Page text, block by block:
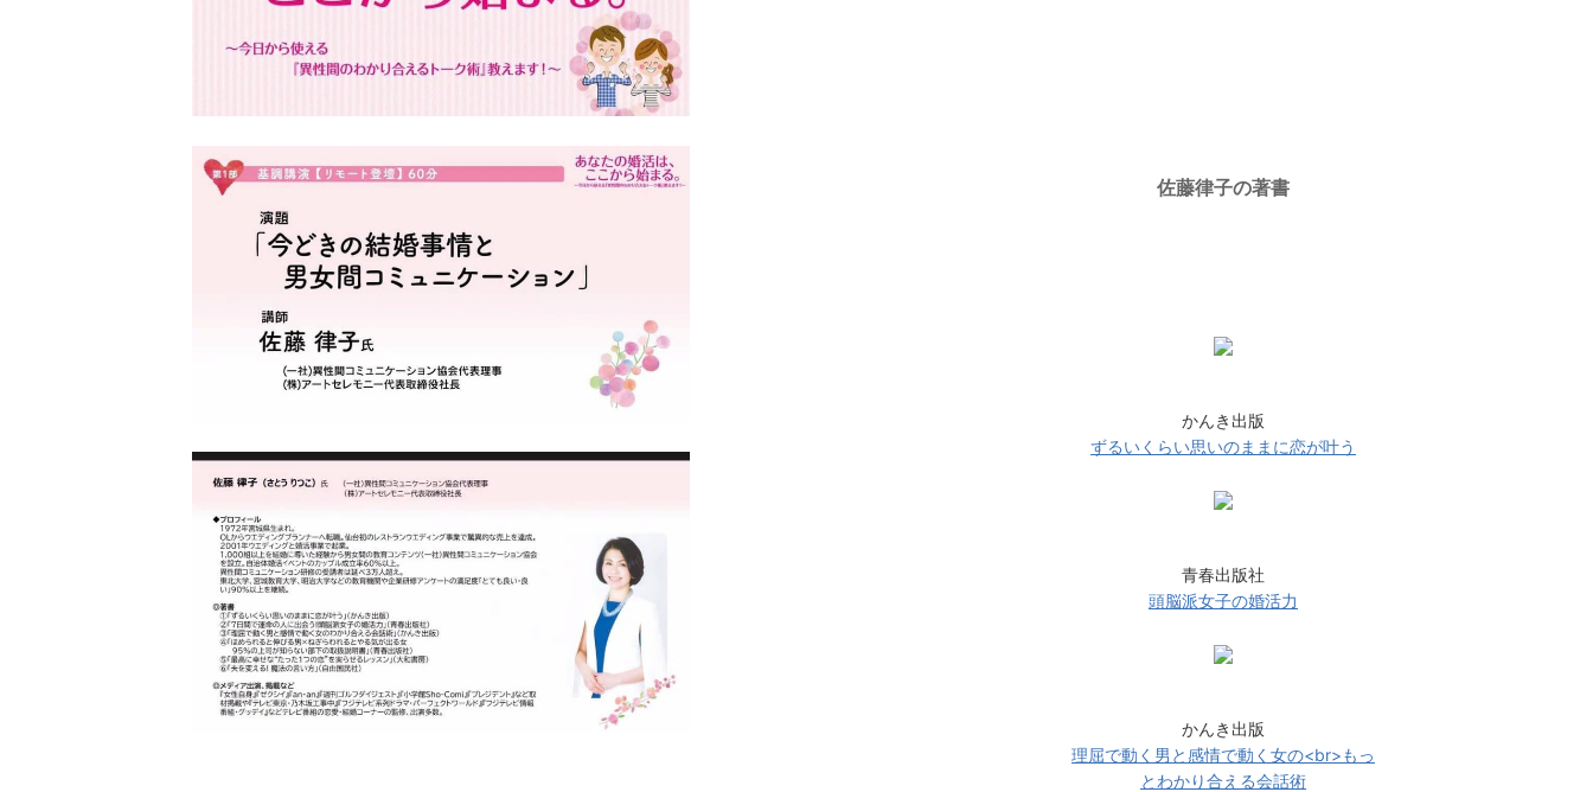
佐藤律子の著書
かんき出版
ずるいくらい思いのままに恋が叶う
青春出版社
頭脳派女子の婚活力
かんき出版
理屈で動く男と感情で動く女の<br>もっ
とわかり合える会話術